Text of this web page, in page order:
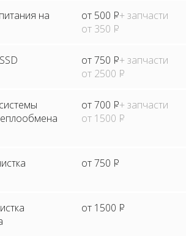
на
от 500 Р+ запчасти
от 350 Р
от 750 Р+ запчасти
от 2500 Р
от 700 Р+ запчасти
от 1500 Р
от 750 Р
от 1500 Р